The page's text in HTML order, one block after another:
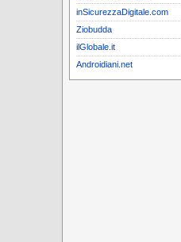
inSicurezzaDigitale.com
Ziobudda
ilGlobale.it
Androidiani.net